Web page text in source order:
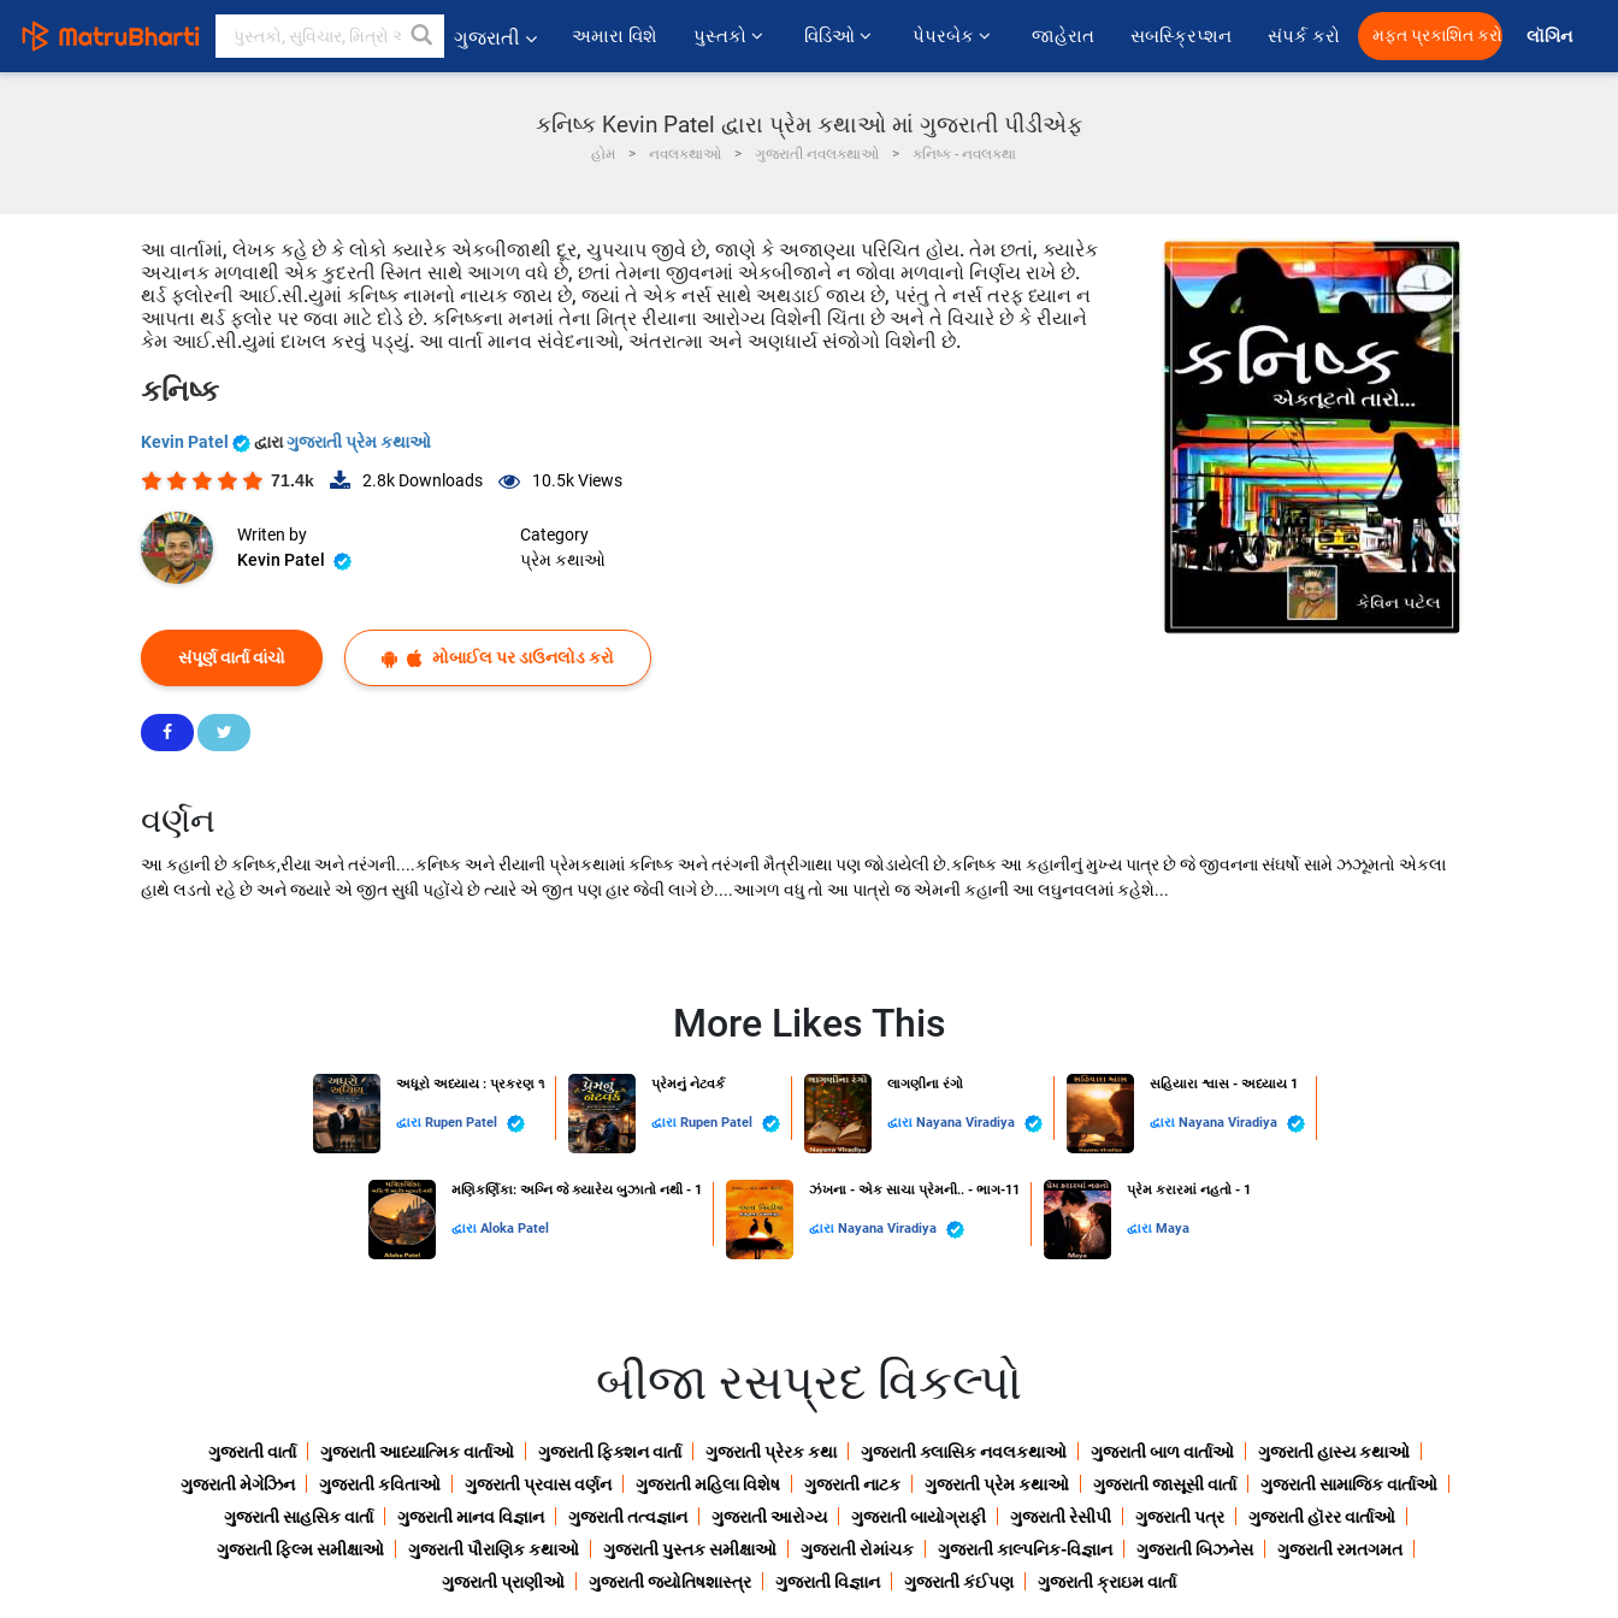
ગુજરાતી અમારા વિશે પુસ્તકો વિડિઓ પેપરબેક જાહેરાત સબસ્ક્રિપ્શન સંપર્ક કરો મફત પ્રકાશિત કરો લૉગિન
કનિષ્ક Kevin Patel દ્વારા પ્રેમ કથાઓ માં ગુજરાતી પીડીએફ
હોમ નવલકથાઓ ગુજરાતી નવલકથાઓ કનિષ્ક - નવલકથા
આ વાર્તામાં, લેખક કહે છે કે લોકો ક્યારેક એકબીજાથી દૂર, ચુપચાપ જીવે છે, જાણે કે અજાણ્યા પરિચિત હોય. તેમ છતાં, ક્યારેક
અચાનક મળવાથી એક કુદરતી સ્મિત સાથે આગળ વધે છે, છતાં તેમના જીવનમાં એકબીજાને ન જોવા મળવાનો નિર્ણય રાખે છે.
થર્ડ ફ્લોરની આઈ.સી.યુમાં કનિષ્ક નામનો નાયક જાય છે, જ્યાં તે એક નર્સ સાથે અથડાઈ જાય છે, પરંતુ તે નર્સ તરફ ધ્યાન ન
આપતા થર્ડ ફ્લોર પર જવા માટે દોડે છે. કનિષ્કના મનમાં તેના મિત્ર રીયાના આરોગ્ય વિશેની ચિંતા છે અને તે વિચારે છે કે રીયાને
કેમ આઈ.સી.યુમાં દાખલ કરવું પડ્યું. આ વાર્તા માનવ સંવેદનાઓ, અંતરાત્મા અને અણધાર્ય સંજોગો વિશેની છે.
કનિષ્ક
Kevin Patel દ્વારાગુજરાતી પ્રેમ કથાઓ
71.4k 2.8k Downloads 10.5kViews
Writen by
Kevin Patel
Category
પ્રેમ કથાઓ
સંપૂર્ણ વાર્તા વાંચો મોબાઈલ પર ડાઉનલોડ કરો
વર્ણન
આ કહાની છે કનિષ્ક,રીયા અને તરંગની....કનિષ્ક અને રીયાની પ્રેમકથામાં કનિષ્ક અને તરંગની મૈત્રીગાથા પણ જોડાયેલી છે.કનિષ્ક આ કહાનીનું મુખ્ય પાત્ર છે જે જીવનના સંઘર્ષો સામે ઝઝૂમતો એકલા
હાથે લડતો રહે છે અને જ્યારે એ જીત સુધી પહોંચે છે ત્યારે એ જીત પણ હાર જેવી લાગે છે....આગળ વધુ તો આ પાત્રો જ એમની કહાની આ લઘુનવલમાં કહેશે...
More Likes This
અધૂરો અધ્યાય : પ્રકરણ ૧
દ્વારા Rupen Patel
પ્રેમનું નેટવર્ક
દ્વારા Rupen Patel
લાગણીના રંગો
દ્વારા Nayana Viradiya
સહિયારા શ્વાસ - અધ્યાય 1
દ્વારા Nayana Viradiya
મણિકર્ણિકા: અગ્નિ જે ક્યારેય બુઝાતો નથી - 1
દ્વારા Aloka Patel
ઝંખના - એક સાચા પ્રેમની.. - ભાગ-11
દ્વારા Nayana Viradiya
પ્રેમ કરારમાં નહતો - 1
દ્વારા Maya
બીજા રસપ્રદ વિકલ્પો
ગુજરાતી વાર્તા ગુજરાતી આધ્યાત્મિક વાર્તાઓ ગુજરાતી ફિક્શન વાર્તા ગુજરાતી પ્રેરક કથા ગુજરાતી ક્લાસિક નવલકથાઓ ગુજરાતી બાળ વાર્તાઓ
ગુજરાતી હાસ્ય કથાઓ
ગુજરાતી મેગેઝિન
ગુજરાતી કવિતાઓ ગુજરાતી પ્રવાસ વર્ણન ગુજરાતી મહિલા વિશેષ ગુજરાતી નાટક ગુજરાતી પ્રેમ કથાઓ ગુજરાતી જાસૂસી વાર્તા
ગુજરાતી સામાજિક વાર્તાઓ
ગુજરાતી સાહસિક વાર્તા
ગુજરાતી માનવ વિજ્ઞાન ગુજરાતી તત્વજ્ઞાન ગુજરાતી આરોગ્ય ગુજરાતી બાયોગ્રાફી ગુજરાતી રેસીપી ગુજરાતી પત્ર
ગુજરાતી હૉરર વાર્તાઓ
ગુજરાતી ફિલ્મ સમીક્ષાઓ
ગુજરાતી પૌરાણિક કથાઓ ગુજરાતી પુસ્તક સમીક્ષાઓ ગુજરાતી રોમાંચક ગુજરાતી કાલ્પનિક-વિજ્ઞાન ગુજરાતી બિઝનેસ
ગુજરાતી રમતગમત
ગુજરાતી પ્રાણીઓ
ગુજરાતી જ્યોતિષશાસ્ત્ર ગુજરાતી વિજ્ઞાન ગુજરાતી કંઈપણ ગુજરાતી ક્રાઇમ વાર્તા